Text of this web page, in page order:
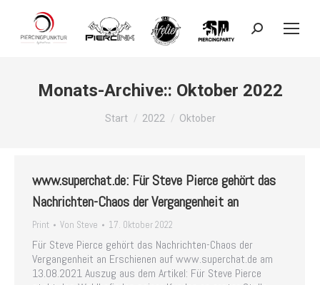
Search:
Monats-Archive:: Oktober 2022
Start 2022 Oktober
www.superchat.de: Für Steve Pierce gehört das
Nachrichten-Chaos der Vergangenheit an
Print Von Steve 17. Oktober 2022
Für Steve Pierce gehört das Nachrichten-Chaos der
Vergangenheit an Erschienen auf www.superchat.de am
13.08.2021 Auszug aus dem Artikel: Für Steve Pierce